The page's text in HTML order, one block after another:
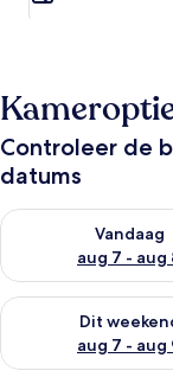
Controleer de
datums
Vandaag
aug 7 - aug
De
Dit
aug 7 - aug
De